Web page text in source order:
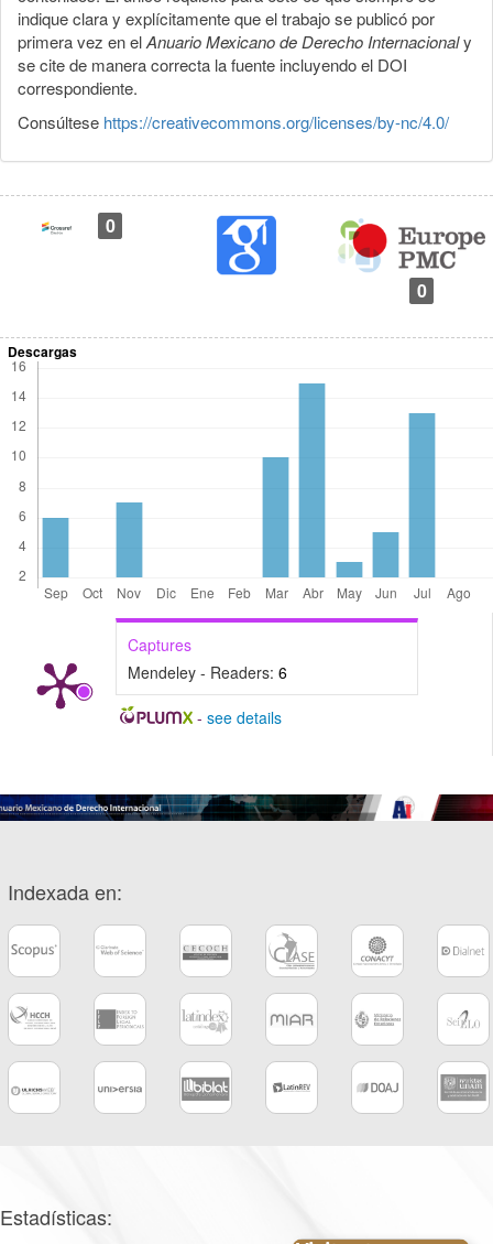
indique clara y explícitamente que el trabajo se publicó por
primera vez en elAnuario Mexicano de Derecho Internacionaly
se cite de manera correcta la fuente incluyendo el DOI
correspondiente.
Consúltese https://creativecommons.org/licenses/by-nc/4.0/
0
0
Descargas
Captures
Mendeley - Readers: 6
- see details
Indexada en:
Estadísticas: